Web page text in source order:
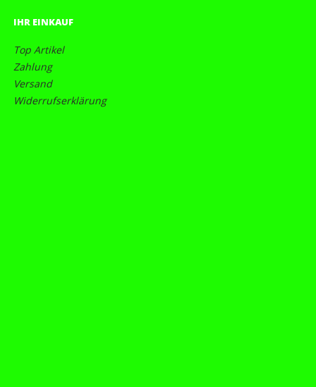
IHR EINKAUF
Top Artikel
Zahlung
Versand
Widerrufserklärung